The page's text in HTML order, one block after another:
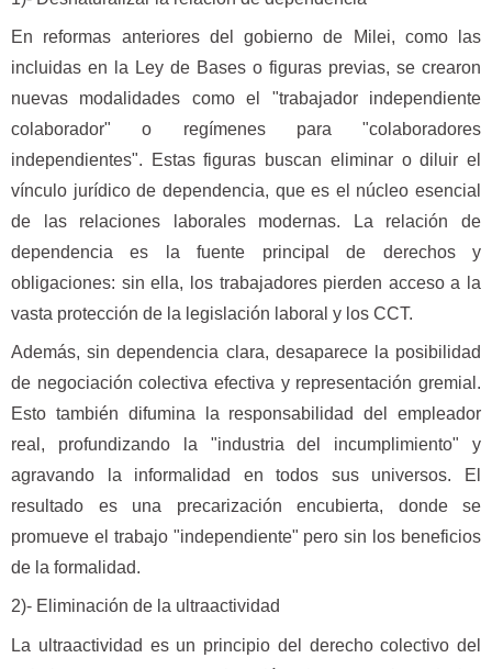
En reformas anteriores del gobierno de Milei, como las
incluidas en la Ley de Bases o figuras previas, se crearon
nuevas modalidades como el "trabajador independiente
colaborador" o regímenes para "colaboradores
independientes". Estas figuras buscan eliminar o diluir el
vínculo jurídico de dependencia, que es el núcleo esencial
de las relaciones laborales modernas. La relación de
dependencia es la fuente principal de derechos y
obligaciones: sin ella, los trabajadores pierden acceso a la
vasta protección de la legislación laboral y los CCT.
Además, sin dependencia clara, desaparece la posibilidad
de negociación colectiva efectiva y representación gremial.
Esto también difumina la responsabilidad del empleador
real, profundizando la "industria del incumplimiento" y
agravando la informalidad en todos sus universos. El
resultado es una precarización encubierta, donde se
promueve el trabajo "independiente" pero sin los beneficios
de la formalidad.
2)- Eliminación de la ultraactividad
La ultraactividad es un principio del derecho colectivo del